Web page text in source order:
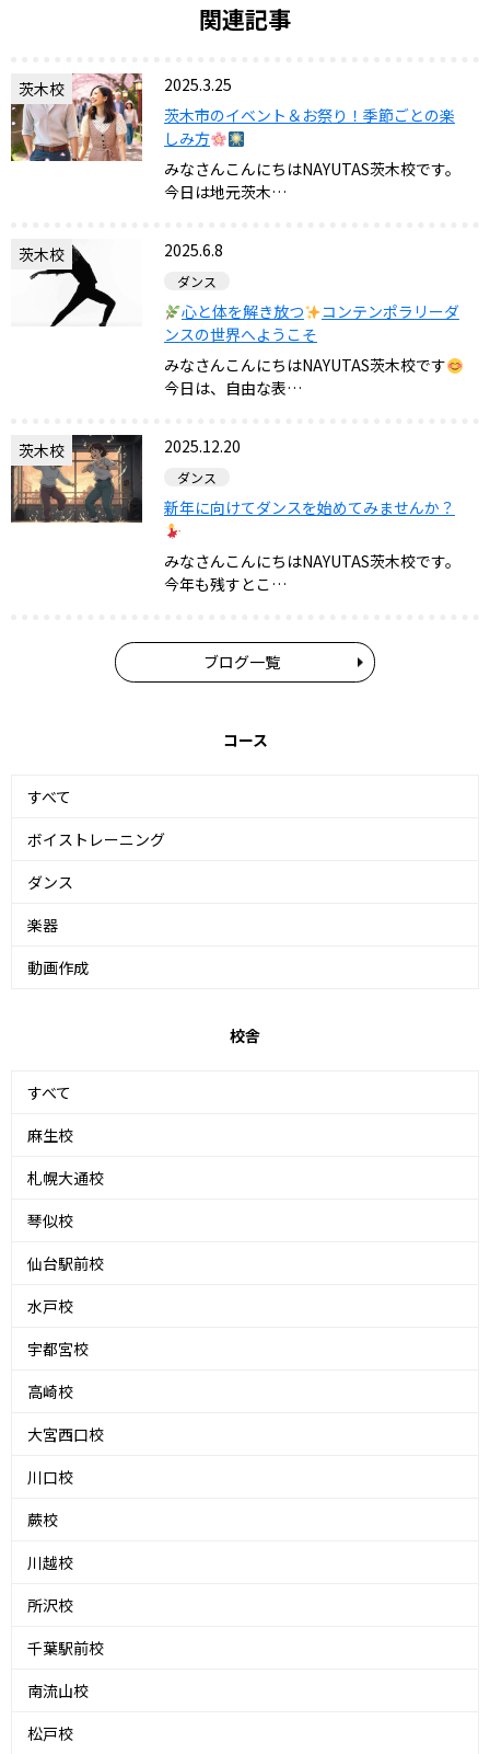
関連記事
茨木校
2025.3.25
茨木市のイベント＆お祭り！季節ごとの楽
しみ方
みなさんこんにちはNAYUTAS茨木校です。
今日は地元茨木…
茨木校 2025.6.8
ダンス
心と体を解き放つ
コンテンポラリーダ
ンスの世界へようこそ
みなさんこんにちはNAYUTAS茨木校です
今日は、自由な表…
茨木校 2025.12.20
ダンス
新年に向けてダンスを始めてみませんか？
みなさんこんにちはNAYUTAS茨木校です。
今年も残すとこ…
ブログ一覧
コース
すべて
ボイストレーニング
ダンス
楽器
動画作成
校舎
すべて
麻生校
札幌大通校
琴似校
仙台駅前校
水戸校
宇都宮校
高崎校
大宮西口校
川口校
蕨校
川越校
所沢校
千葉駅前校
南流山校
松戸校